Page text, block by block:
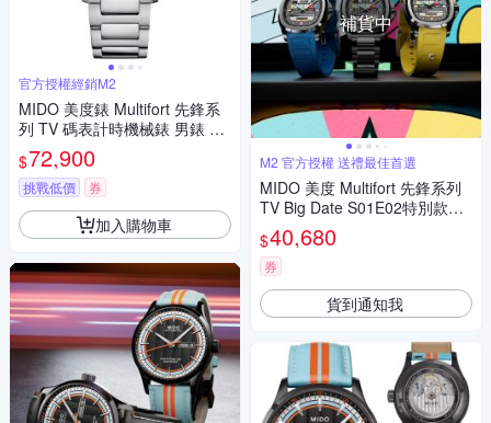
官方授權經銷M2
MIDO 美度錶 Multifort 先鋒系
列 TV 碼表計時機械錶 男錶 手
錶-41mm M0495271108100
$72,900
挑戰低價 券
加入購物車
補貨中
M2 官方授權 送禮最佳首選
MIDO 美度 Multifort 先鋒系列
TV Big Date S01E02特別款機
械錶套組-M0495263308101
$40,680
券
貨到通知我